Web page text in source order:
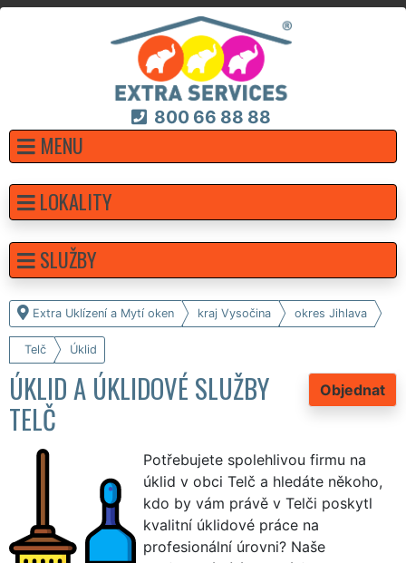
800 66 88 88
MENU
Extra Uklízení a Mytí oken kraj Vysočina okres Jihlava
Telč Úklid
Objednat
ÚKLID A ÚKLIDOVÉ SLUŽBY
TELČ
Potřebujete spolehlivou firmu na
úklid v obci Telč a hledáte někoho,
kdo by vám právě v Telči poskytl
kvalitní úklidové práce na
profesionální úrovni? Naše
LOKALITY
SLUŽBY